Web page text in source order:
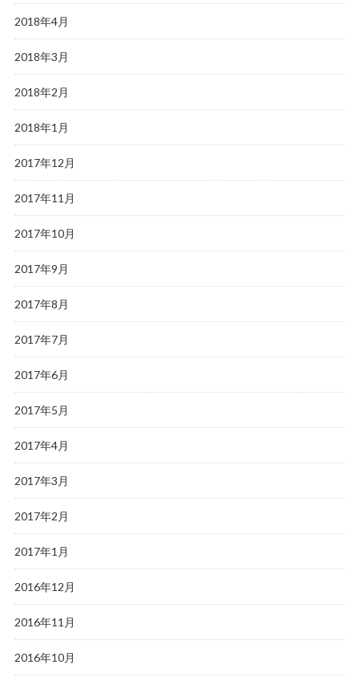
2018年4月
2018年3月
2018年2月
2018年1月
2017年12月
2017年11月
2017年10月
2017年9月
2017年8月
2017年7月
2017年6月
2017年5月
2017年4月
2017年3月
2017年2月
2017年1月
2016年12月
2016年11月
2016年10月